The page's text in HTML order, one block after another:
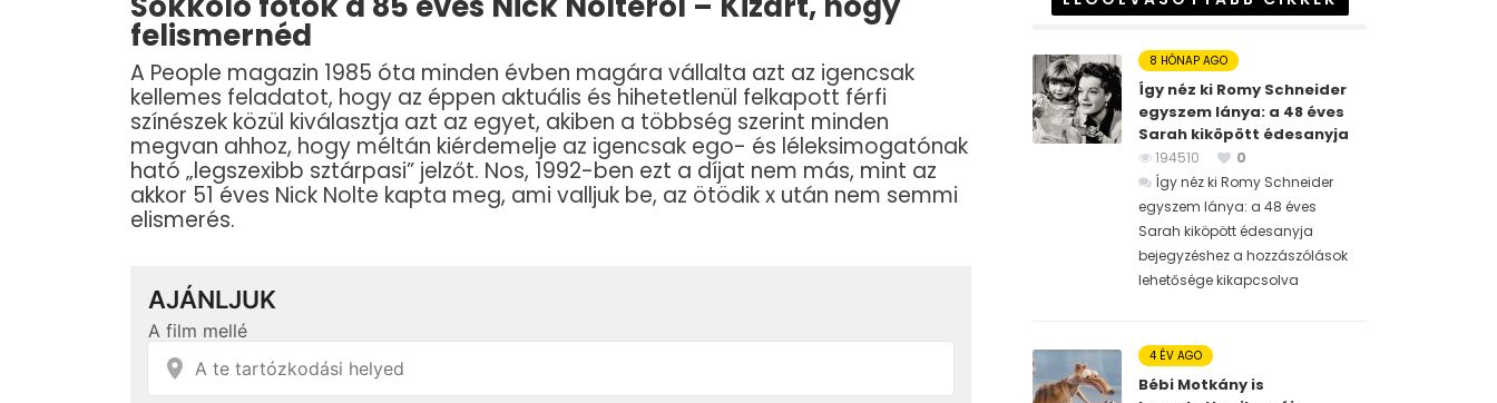
felismernéd
A People magazin 1985 óta minden évben magára vállalta azt az igencsak
kellemes feladatot, hogy az éppen aktuális és hihetetlenül felkapott férfi
színészek közül kiválasztja azt az egyet, akiben a többség szerint minden
megvan ahhoz, hogy méltán kiérdemelje az igencsak ego- és léleksimogatónak
ható „legszexibb sztárpasi” jelzőt. Nos, 1992-ben ezt a díjat nem más, mint az
akkor 51 éves Nick Nolte kapta meg, ami valljuk be, az ötödik x után nem semmi
elismerés.
8 HÓNAP AGO
Így néz ki Romy Schneider
egyszem lánya: a 48 éves
Sarah kiköpött édesanyja
194510
0
Így néz ki Romy Schneider
egyszem lánya: a 48 éves
Sarah kiköpött édesanyja
bejegyzéshez a hozzászólások
lehetősége kikapcsolva
4 ÉV AGO
Bébi Motkány is